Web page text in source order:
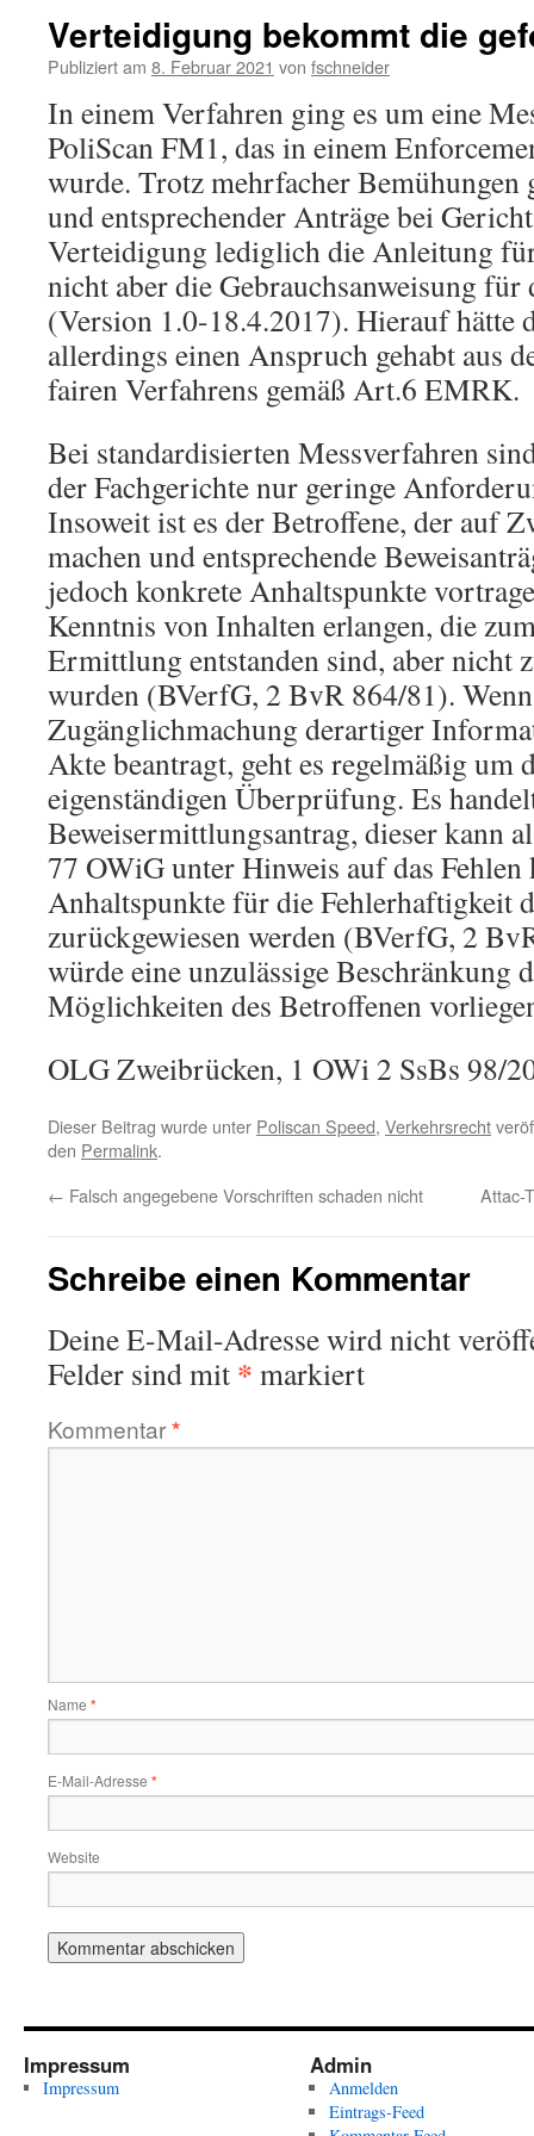
Verteidigung bekommt die
Publiziert am 8. Februar 2021 von fschneider
In einem Verfahren ging es um eine
PoliScan FM1, das in einem
wurde. Trotz mehrfacher Bemühungen
und entsprechender Anträge bei
Verteidigung lediglich die Anleitung
nicht aber die Gebrauchsanweisung
(Version 1.0-18.4.2017). Hierauf hätte
allerdings einen Anspruch gehabt aus
fairen Verfahrens gemäß Art.6 EMRK.
Bei standardisierten Messverfahren
der Fachgerichte nur geringe
Insoweit ist es der Betroffene, der auf
machen und entsprechende
jedoch konkrete Anhaltspunkte
Kenntnis von Inhalten erlangen, die
Ermittlung entstanden sind, aber nicht
wurden (BVerfG, 2 BvR 864/81).
Zugänglichmachung derartiger
Akte beantragt, geht es regelmäßig
eigenständigen Überprüfung. Es
Beweisermittlungsantrag, dieser kann
77 OWiG unter Hinweis auf das Fehlen
Anhaltspunkte für die Fehlerhaftigkeit
zurückgewiesen werden (BVerfG, 2
würde eine unzulässige Beschränkung
Möglichkeiten des Betroffenen
OLG Zweibrücken, 1 OWi 2 SsBs 98/
Dieser Beitrag wurde unter Poliscan Speed, Verkehrsrecht
den Permalink.
← Falsch angegebene Vorschriften schaden nicht Attac-
Schreibe einen Kommentar
Deine E-Mail-Adresse wird nicht
Felder sind mit * markiert
Kommentar*
Name *
E-Mail-Adresse *
Website
Impressum
Impressum
Admin
Anmelden
Eintrags-Feed